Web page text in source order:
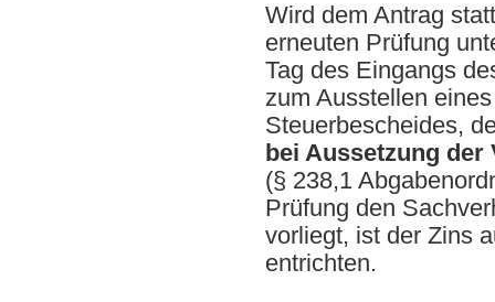
Wird dem Antrag
erneuten Prüfung
Tag des Eingangs
zum Ausstellen
Steuerbescheides,
bei Aussetzung der
(§ 238,1
Prüfung den
vorliegt, ist der Zins
entrichten.